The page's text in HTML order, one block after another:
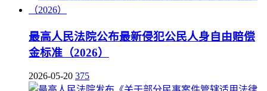
最高人民法院公布最新侵犯公民人身自由赔偿
金标准（2026）
2026-05-20 375